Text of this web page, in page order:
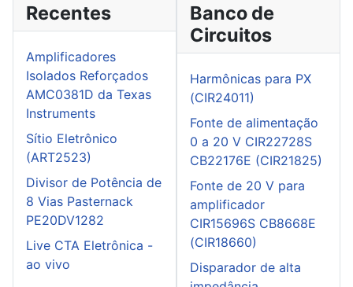
Recentes
Amplificadores
Isolados Reforçados
AMC0381D da Texas
Instruments
Sítio Eletrônico
(ART2523)
Divisor de Potência de
8 Vias Pasternack
PE20DV1282
Live CTA Eletrônica -
ao vivo
Banco de
Circuitos
Harmônicas para PX
(CIR24011)
Fonte de alimentação
0 a 20 V CIR22728S
CB22176E (CIR21825)
Fonte de 20 V para
amplificador
CIR15696S CB8668E
(CIR18660)
Disparador de alta